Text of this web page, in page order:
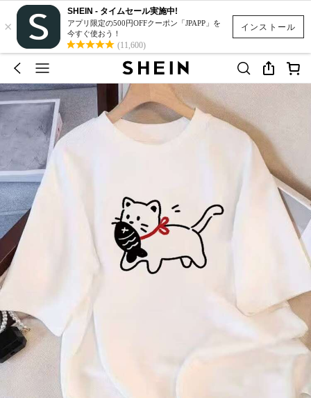
インストール
×
SHEIN - タイムセール実施中!
アプリ限定の500円OFFクーポン「JPAPP」を
今すぐ使おう！
(11,600)